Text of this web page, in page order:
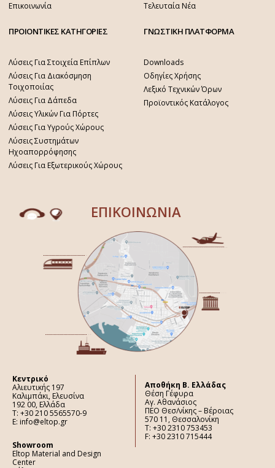
Επικοινωνία
Τελευταία Νέα
ΠΡΟΙΟΝΤΙΚΕΣ ΚΑΤΗΓΟΡΙΕΣ
Λύσεις Για Στοιχεία Επίπλων
Λύσεις Για Διακόσμηση
Τοιχοποιίας
Λύσεις Για Δάπεδα
Λύσεις Υλικών Για Πόρτες
Λύσεις Για Υγρούς Χώρους
Λύσεις Συστημάτων
Ηχοαπορρόφησης
Λύσεις Για Εξωτερικούς Χώρους
ΓΝΩΣΤΙΚΗ ΠΛΑΤΦΟΡΜΑ
Downloads
Οδηγίες Χρήσης
Λεξικό Τεχνικών Όρων
Προϊοντικός Κατάλογος
ΕΠΙΚΟΙΝΩΝΙΑ
Κεντρικό
Αλιευτικής 197
Καλιμπάκι, Ελευσίνα
192 00, Ελλάδα
Τ: +30 210 5565570-9
E: info@eltop.gr
Showroom
Eltop Material and Design
Center
Aποθήκη Β. Ελλάδας
Θέση Γέφυρα
Αγ. Αθανάσιος
ΠΕΟ Θεσ/νίκης – Βέροιας
570 11, Θεσσαλονίκη
Τ: +30 2310 753453
F: +30 2310 715444